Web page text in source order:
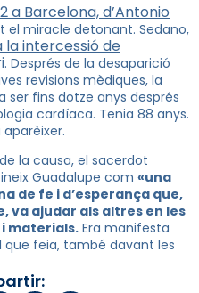
a Barcelona, d’Antonio
el miracle detonant. Sedano,
la intercessió de
. Després de la desaparició
revisions mèdiques, la
ser fins dotze anys després
cardíaca. Tenia 88 anys.
la causa, el sacerdot
Guadalupe com «una
de fe i d’esperança que,
va ajudar als altres en les
materials. Era manifesta
que feia, també davant les